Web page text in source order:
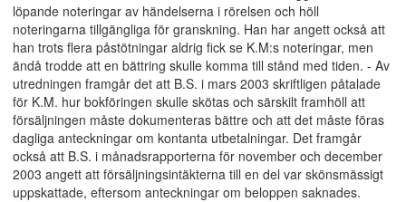
löpande noteringar av händelserna i rörelsen och höll
noteringarna tillgängliga för granskning. Han har angett också att
han trots flera påstötningar aldrig fick se K.M:s noteringar, men
ändå trodde att en bättring skulle komma till stånd med tiden. - Av
utredningen framgår det att B.S. i mars 2003 skriftligen påtalade
för K.M. hur bokföringen skulle skötas och särskilt framhöll att
försäljningen måste dokumenteras bättre och att det måste föras
dagliga anteckningar om kontanta utbetalningar. Det framgår
också att B.S. i månadsrapporterna för november och december
2003 angett att försäljningsintäkterna till en del var skönsmässigt
uppskattade, eftersom anteckningar om beloppen saknades.